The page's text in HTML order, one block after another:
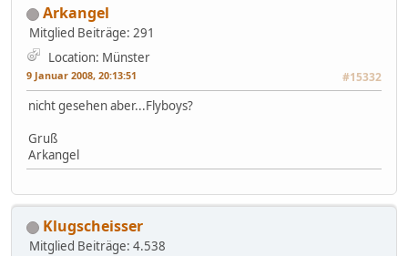
Arkangel
Mitglied Beiträge: 291
Location: Münster
9 Januar 2008, 20:13:51 #15332
nicht gesehen aber...Flyboys?
Gruß
Arkangel
Klugscheisser
Mitglied Beiträge: 4.538